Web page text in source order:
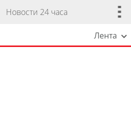
Новости 24 часа
Лента